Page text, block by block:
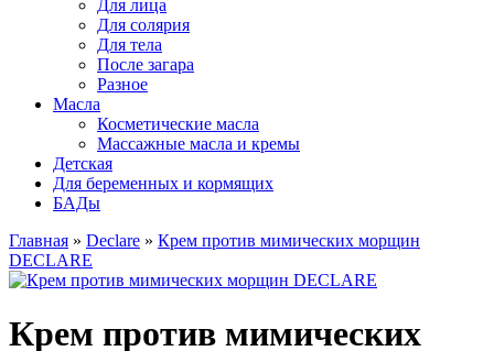
Для лица
Для солярия
Для тела
После загара
Разное
Масла
Косметические масла
Массажные масла и кремы
Детская
Для беременных и кормящих
БАДы
Главная » Declare » Крем против мимических морщин
DECLARE
Крем против мимических